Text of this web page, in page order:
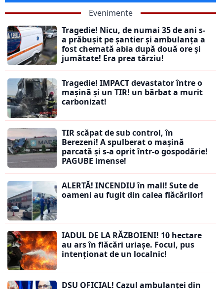
Evenimente
Tragedie! Nicu, de numai 35 de ani s-
a prăbușit pe șantier și ambulanța a
fost chemată abia după două ore și
jumătate! Era prea târziu!
Tragedie! IMPACT devastator între o
mașină și un TIR! un bărbat a murit
carbonizat!
TIR scăpat de sub control, în
Berezeni! A spulberat o mașină
parcată și s-a oprit într-o gospodărie!
PAGUBE imense!
ALERTĂ! INCENDIU în mall! Sute de
oameni au fugit din calea flăcărilor!
IADUL DE LA RĂZBOIENI! 10 hectare
au ars în flăcări uriașe. Focul, pus
intenționat de un localnic!
DSU OFICIAL! Cazul ambulanței din